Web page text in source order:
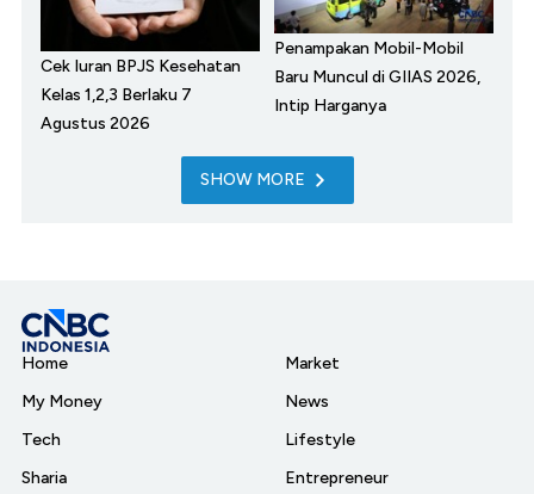
Cek Iuran BPJS Kesehatan
Kelas 1,2,3 Berlaku 7
Agustus 2026
Penampakan Mobil-Mobil
Baru Muncul di GIIAS 2026,
Intip Harganya
SHOW MORE
Home
My Money
Tech
Sharia
Market
News
Lifestyle
Entrepreneur